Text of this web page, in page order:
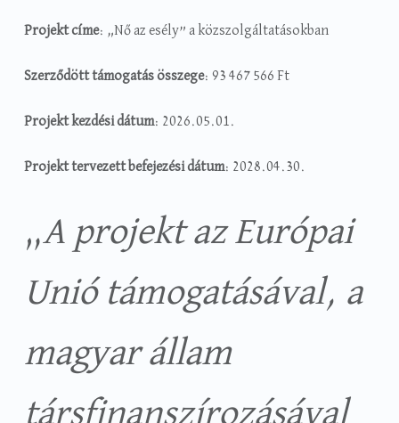
Projekt címe: „Nő az esély” a közszolgáltatásokban
Szerződött támogatás összege: 93 467 566 Ft
Projekt kezdési dátum: 2026.05.01.
Projekt tervezett befejezési dátum: 2028.04.30.
„A projekt az Európai
Unió támogatásával, a
magyar állam
társfinanszírozásával